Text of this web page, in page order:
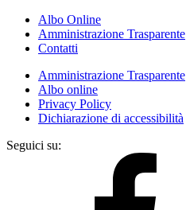
Albo Online
Amministrazione Trasparente
Contatti
Amministrazione Trasparente
Albo online
Privacy Policy
Dichiarazione di accessibilità
Seguici su: